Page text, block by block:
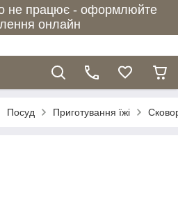
не працює - оформлюйте
онлайн
Посуд Приготування їжі